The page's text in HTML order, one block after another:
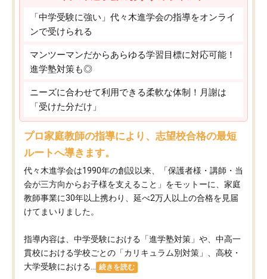
「中学受験に強い」代々木進学会の指導をオンライ
ンで受けられる
マンツーマンだからあらゆる学習目標に対応可能！
進学塾対策も◎
ニーズに合わせて利用できる柔軟な体制！月謝は
「受けた分だけ」
プロ家庭教師の指導により、志望校合格の最短
ルートへ導きます。
代々木進学会は1990年の創設以来、「保護者様・講師・当
会が三方向からお子様を支えること」をモットーに、家庭
教師事業に30年以上携わり、延べ2万人以上の合格を見届
けてまいりました。
指導内容は、中学受験における「進学塾対策」や、中高一
貫校における学校ごとの「カリキュラム別対策」、高校・
大学受験における...
続きを読む